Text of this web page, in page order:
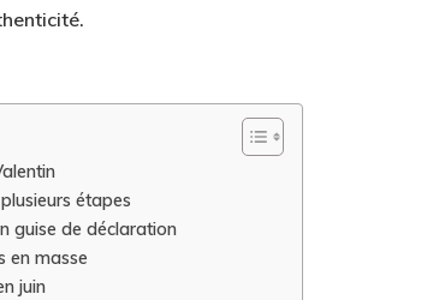
étapes
guise de déclaration
en masse
juin